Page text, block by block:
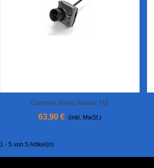
In Den Warenkorb
Camera Nano Avatar Hd
63,90 € (inkl. MwSt.)
1 - 5 von 5 Artikel(n)